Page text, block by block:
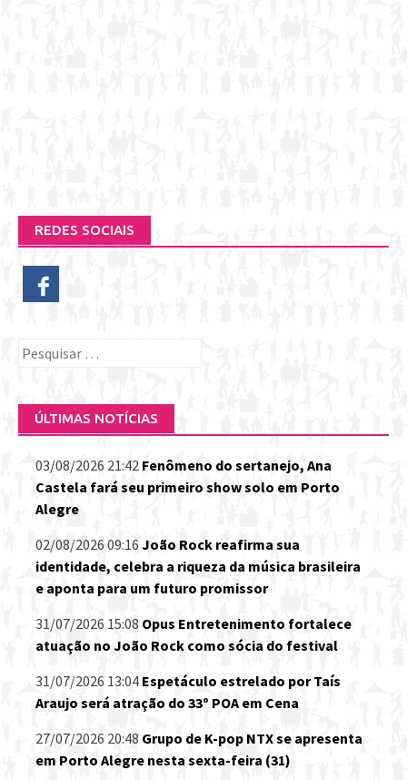
REDES SOCIAIS
Pesquisar
ÚLTIMAS NOTÍCIAS
03/08/2026 21:42 Fenômeno do sertanejo, Ana
Castela fará seu primeiro show solo em Porto
Alegre
02/08/2026 09:16 João Rock reafirma sua
identidade, celebra a riqueza da música brasileira
e aponta para um futuro promissor
31/07/2026 15:08 Opus Entretenimento fortalece
atuação no João Rock como sócia do festival
31/07/2026 13:04 Espetáculo estrelado por Taís
Araujo será atração do 33º POA em Cena
27/07/2026 20:48 Grupo de K-pop NTX se apresenta
em Porto Alegre nesta sexta-feira (31)